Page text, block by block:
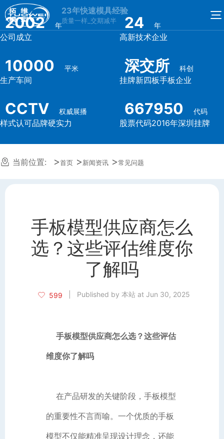
23年快速模具经验
质量一样_交期减半
2002 年
公司成立
24 年
高新技术企业
10000 平米
生产车间
深交所 科创
挂牌新四板手板企业
CCTV 权威展播
样式认可品牌硬实力
667950 代码
股票代码2016年深圳挂牌
当前位置: 首页 新闻资讯 常见问题
手板模型供应商怎么
选？这些评估维度你
了解吗
599 Published by 本站 at Jun 30, 2025
手板模型供应商怎么选？这些评估
维度你了解吗
在产品研发的关键阶段，手板模型
的重要性不言而喻。一个优质的手板
模型不仅能精准呈现设计理念，还能